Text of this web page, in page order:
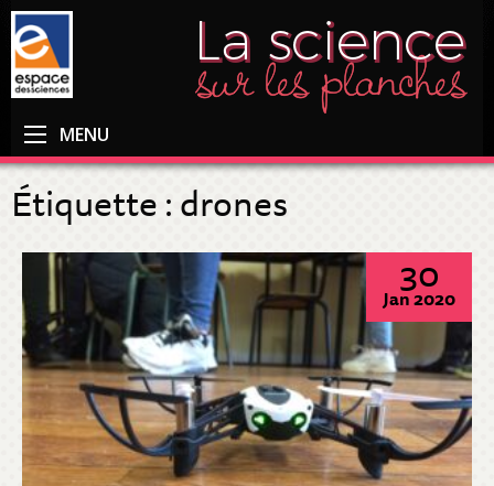
MENU
Étiquette :drones
30
Jan 2020